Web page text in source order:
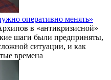
оперативно менять»
в «антикризисной»
шаги были предприняты,
ситуации, и как
времена